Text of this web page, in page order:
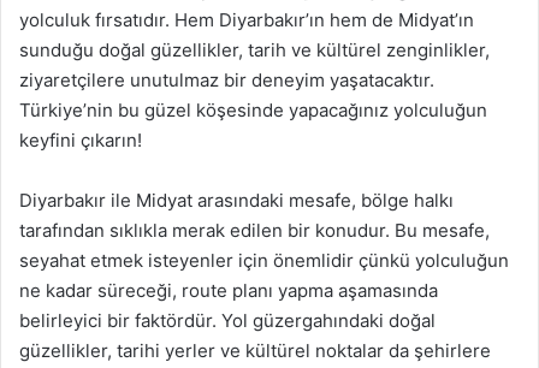
yolculuk fırsatıdır. Hem Diyarbakır’ın hem de Midyat’ın
sunduğu doğal güzellikler, tarih ve kültürel zenginlikler,
ziyaretçilere unutulmaz bir deneyim yaşatacaktır.
Türkiye’nin bu güzel köşesinde yapacağınız yolculuğun
keyfini çıkarın!
Diyarbakır ile Midyat arasındaki mesafe, bölge halkı
tarafından sıklıkla merak edilen bir konudur. Bu mesafe,
seyahat etmek isteyenler için önemlidir çünkü yolculuğun
ne kadar süreceği, route planı yapma aşamasında
belirleyici bir faktördür. Yol güzergahındaki doğal
güzellikler, tarihi yerler ve kültürel noktalar da şehirlere